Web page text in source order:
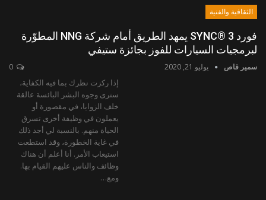
الثقافية والفنية
فورد SYNC® 3 يمهد الطريق أمام شركة NNG المطوّرة
لبرمجيات السيارات للفوز بجائزة ستيفي
سمير قاص يوليو 21, 2020
إذا ركزت نظرك بما فيه الكفاية،
سترى وجوه البشر البائسة عالقة
خلف الزوايا، في مقصورة أو
يعملون في وظيفة أخرى تسرق
الحياة منهم. بالنسبة لي أجد ذلك
في غاية الخطورة، وقد استطعت
استيعاب الأمر. أنا أعلم أن هناك
وظائف والناس عليهم القيام بها.
ومع…